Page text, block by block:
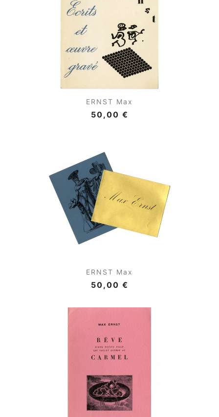
ERNST Max
50,00 €
ERNST Max
50,00 €